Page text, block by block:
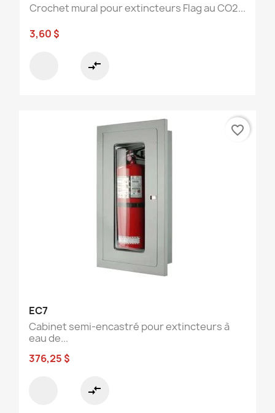
Crochet mural pour extincteurs Flag au CO2...
3,60 $
compare_arrows
EC7
Cabinet semi-encastré pour extincteurs à
eau de...
376,25 $
compare_arrows
favorite_border